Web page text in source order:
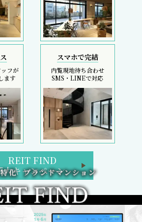
フが
ます
スマホで完結
内覧現地待ち合わせ
SMS・LINEで対応
REIT FIND
大キャンペーン